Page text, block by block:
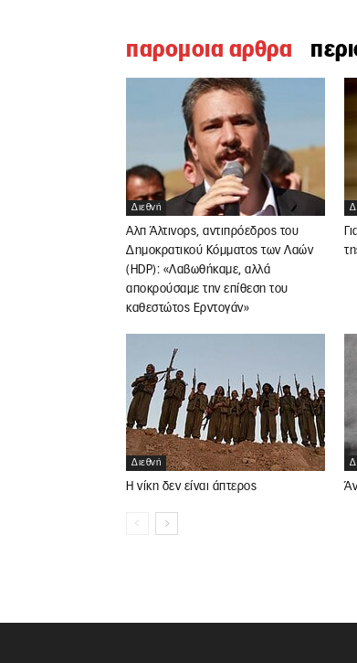
παρομοια αρθρα
Διεθνή
Αλπ Άλτινορς, αντιπρόεδρος του
Δημοκρατικού Κόμματος των Λαών
(HDP): «Λαβωθήκαμε, αλλά
αποκρούσαμε την επίθεση του
καθεστώτος Ερντογάν»
Διεθνή
Η νίκη δεν είναι άπτερος